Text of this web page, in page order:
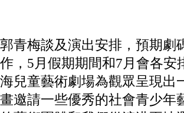
青梅談及演出安排，預期劇
，5月假期期間和7月會各安
兒童藝術劇場為觀眾呈現出
邀請一些優秀的社會青少年